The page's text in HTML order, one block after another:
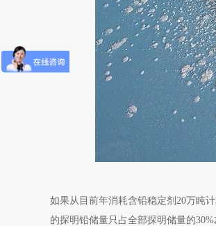
如果从目前年消耗含铅稳定剂20万盹
的探明铅储量只占全部探明储量的